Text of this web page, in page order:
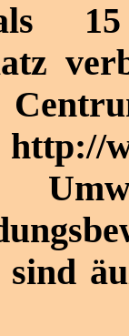
sind